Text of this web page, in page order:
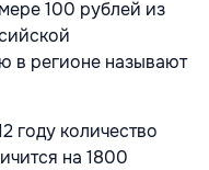
100 рублей из
в регионе называют
году количество
на 1800